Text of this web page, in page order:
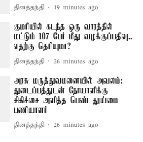
தினத்தந்தி 19 minutes ago
குமரியில் கடந்த ஒரு வாரத்தில்
மட்டும் 107 பேர் மீது வழக்குப்பதிவு..
எதற்கு தெரியுமா?
தினத்தந்தி 26 minutes ago
அரசு மருத்துவமனையில் அவலம்:
துடைப்பத்துடன் நோயாளிக்கு
சிகிச்சை அளித்த பெண் தூய்மை
பணியாளர்
தினத்தந்தி 26 minutes ago